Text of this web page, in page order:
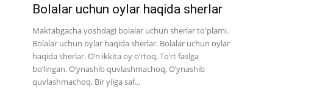
Bolalar uchun oylar haqida sherlar
Maktabgacha yoshdagi bolalar uchun sherlar to'plami.
Bolalar uchun oylar haqida sherlar. Bolalar uchun oylar
haqida sherlar. O’n ikkita oy o’rtoq, To’rt faslga
bo’lingan. O’ynashib quvlashmachoq, O’ynashib
quvlashmachoq, Bir yilga saf...